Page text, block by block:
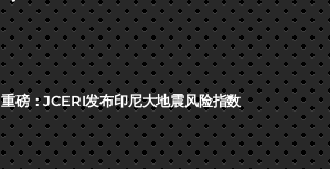
重磅：JCERI发布印尼大地震风险指数